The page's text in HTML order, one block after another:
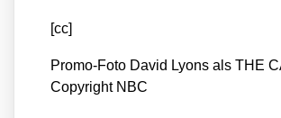
[cc]
Pro­mo-Foto David Lyons als THE
Copy­right NBC